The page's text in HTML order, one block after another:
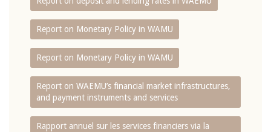
Report on Monetary Policy in WAMU
Report on Monetary Policy in WAMU
Report on WAEMU’s financial market infrastructures,
and payment instruments and services
Rapport annuel sur les services financiers via la